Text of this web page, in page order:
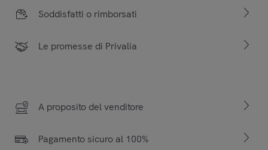
Soddisfatti o rimborsati
Le promesse di Privalia
A proposito del venditore
Pagamento sicuro al 100%